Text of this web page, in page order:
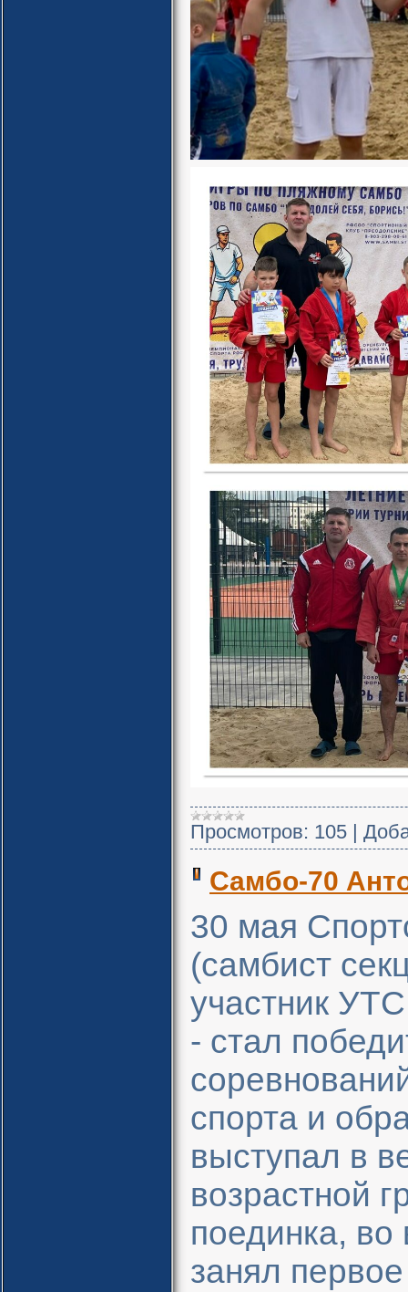
Просмотров: 105
Самбо-70
30 мая
(самбист
участник
- стал
спорта и
выступал в
возрастной
поединка,
занял